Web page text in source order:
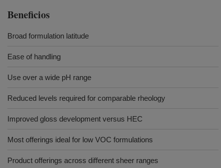
Beneficios
Broad formulation latitude
Ease of handling
Use over a wide pH range
Reduced levels required for comparable rheology
Improved gloss development versus HEC
Most offerings ideal for low VOC formulations
Product offerings across different sheer ranges